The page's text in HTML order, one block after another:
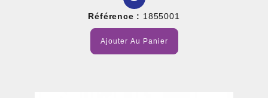
Référence : 1855001
Ajouter Au Panier